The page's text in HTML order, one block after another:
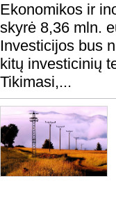
Ekonomikos ir
skyrė 8,36 mln.
Investicijos bus
kitų investicinių
Tikimasi,...